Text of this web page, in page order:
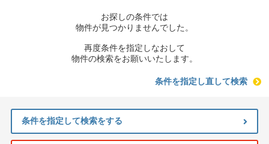
お探しの条件では
物件が見つかりませんでした。
再度条件を指定しなおして
物件の検索をお願いいたします。
条件を指定し直して検索
条件を指定して検索をする